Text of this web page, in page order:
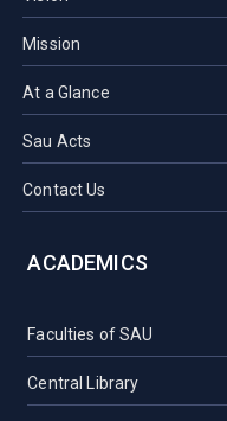
Mission
At a Glance
Sau Acts
Contact Us
ACADEMICS
Faculties of SAU
Central Library